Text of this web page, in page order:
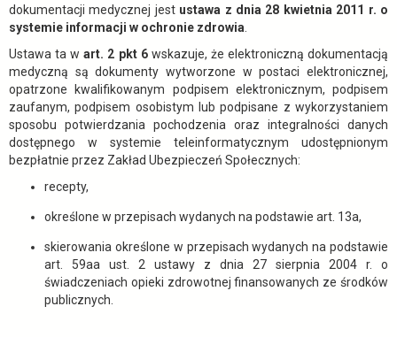
dokumentacji medycznej jest ustawa z dnia 28 kwietnia 2011 r. o
systemie informacji w ochronie zdrowia
Ustawa ta wart. 2 pkt 6wskazuje, że elektroniczną dokumentacją
medyczną są dokumenty wytworzone w postaci elektronicznej,
opatrzone kwalifikowanym podpisem elektronicznym, podpisem
zaufanym, podpisem osobistym lub podpisane z wykorzystaniem
sposobu potwierdzania pochodzenia oraz integralności danych
dostępnego w systemie teleinformatycznym udostępnionym
bezpłatnie przez Zakład Ubezpieczeń Społecznych:
recepty,
określone w przepisach wydanych na podstawie art. 13a,
skierowania określone w przepisach wydanych na podstawie
art. 59aa ust. 2 ustawy z dnia 27 sierpnia 2004 r. o
świadczeniach opieki zdrowotnej finansowanych ze środków
publicznych.